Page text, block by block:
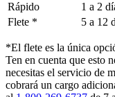
Rápido
1 a 2
Flete *
5 a 12
*El flete es la única
Ten en cuenta que esto
necesitas el servicio de
cobrará un cargo